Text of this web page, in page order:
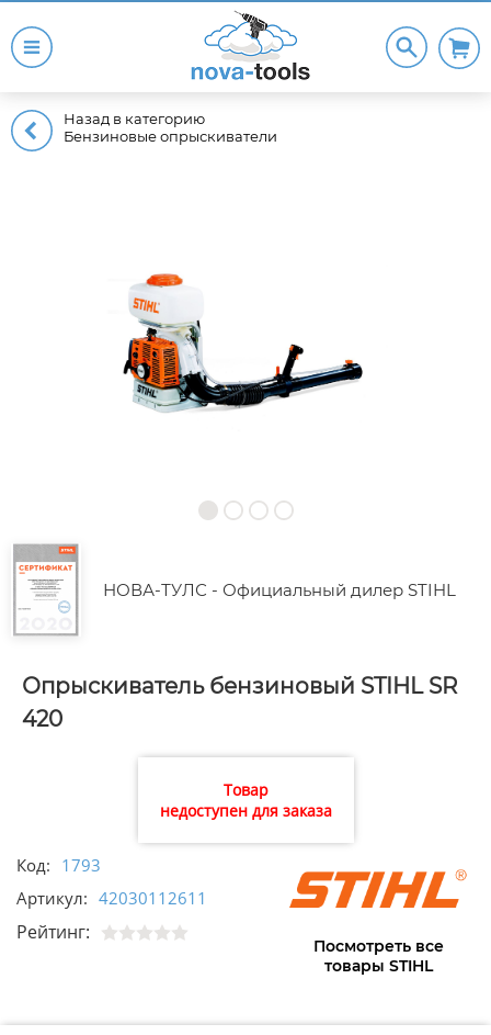
Назад в категорию
Бензиновые опрыскиватели
НОВА-ТУЛС - Официальный дилер STIHL
Опрыскиватель бензиновый STIHL SR
420
Товар
недоступен для заказа
Код: 1793
Артикул: 42030112611
Рейтинг:
Посмотреть все
товары STIHL